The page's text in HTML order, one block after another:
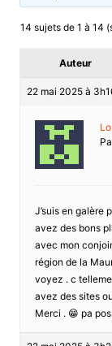
14 sujets de 1 à 14
Auteur
22 mai 2025 à
J’suis en galère
avez des bons
avec mon
région de la
voyez . c
avez des sites
Merci . 😁 pa